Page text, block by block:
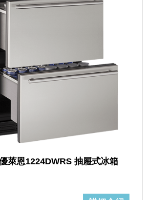
萊恩1224DWRS 抽屜式冰箱